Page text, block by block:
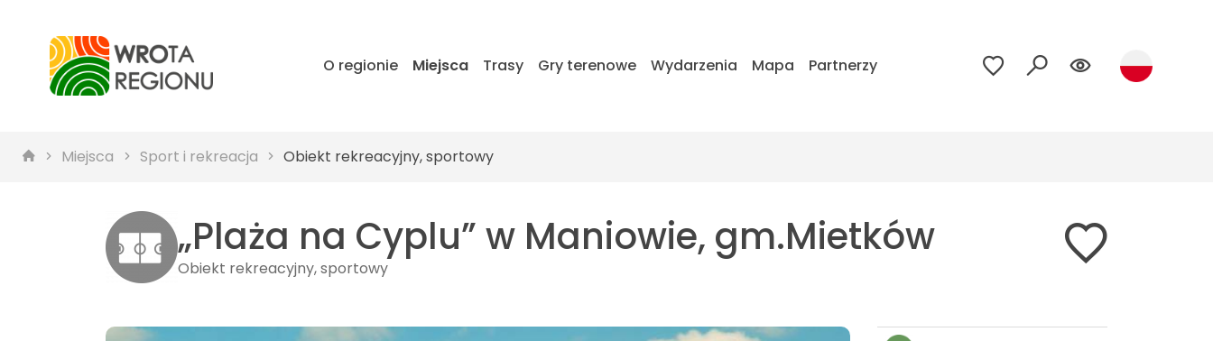
O regionie Miejsca Trasy Gry terenowe Wydarzenia Mapa Partnerzy
Miejsca Sport i rekreacja Obiekt rekreacyjny, sportowy
„Plaża na Cyplu” w Maniowie, gm.Mietków
Obiekt rekreacyjny, sportowy